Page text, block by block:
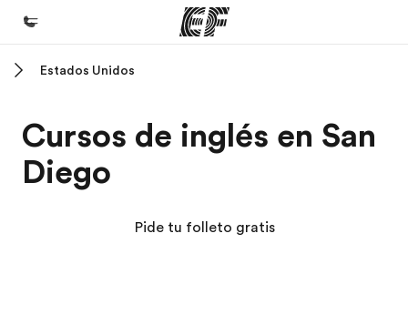
Programas
Ver todo lo que hacemos
Estados Unidos
Cursos de inglés en San
Diego
Pide tu folleto gratis